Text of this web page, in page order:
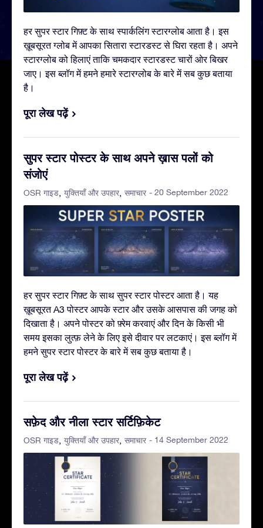
हर सुपर स्टार गिफ़्ट के साथ स्पार्कलिंग स्टारग्लोब आता है। इस
ख़ूबसूरत ग्लोब में आपका सितारा स्टारडस्ट से घिरा रहता है। अपने
स्टारग्लोब को हिलाएं ताकि चमकदार स्टारडस्ट चारों ओर बिखर
जाए। इस ब्लॉग में हमने हमारे स्टारग्लोब के बारे में सब कुछ बताया
है।
पूरा लेख पढ़ें
सुपर स्टार पोस्टर के साथ अपने ख़ास पलों को
संजोएं
OSR गाइड युक्तियाँ और उपहार समाचार - 20 September 2022
हर सुपर स्टार गिफ़्ट के साथ सुपर स्टार पोस्टर आता है। यह
ख़ूबसूरत A3 पोस्टर आपके स्टार और उसके आसपास की जगह को
दिखाता है। अपने पोस्टर को फ़्रेम करवाएं और दिन के किसी भी
समय इसका लुत्फ़ लेने के लिए इसे दीवार पर लटकाएं। इस ब्लॉग में
हमने सुपर स्टार पोस्टर के बारे में सब कुछ बताया है।
पूरा लेख पढ़ें
सफ़ेद और नीला स्टार सर्टिफ़िकेट
OSR गाइड युक्तियाँ और उपहार समाचार - 14 September 2022